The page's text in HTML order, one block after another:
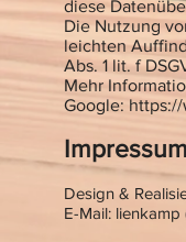
diese
Die Nutzung
leichten
Abs. 1 lit. f
Mehr
Google:
Impressum
Design &
E-Mail: lienkamp